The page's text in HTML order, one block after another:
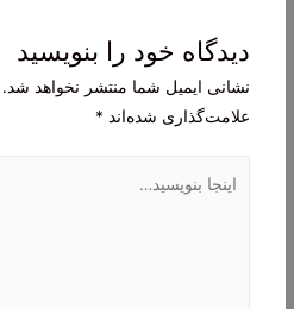
دیدگاه‌ خود را بنویسید
نشانی ایمیل شما منتشر نخواهد شد.
علامت‌گذاری شده‌اند *
بنویسید…